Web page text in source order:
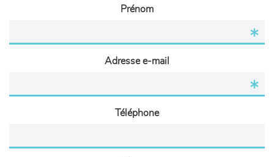
Prénom
Adresse e-mail
Téléphone